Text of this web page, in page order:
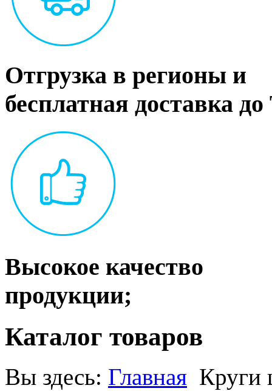
Отгрузка в регионы и
бесплатная доставка
Высокое качество
продукции;
Каталог товаров
Вы здесь: Главная Круги